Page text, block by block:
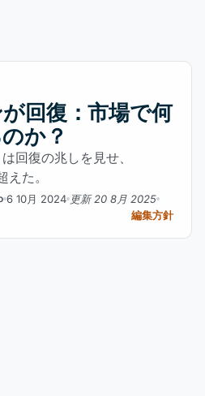
回復：市場で何
か？
回復の兆しを見せ、
た。
6 10月 2024 更新 20 8月 2025
編集方針